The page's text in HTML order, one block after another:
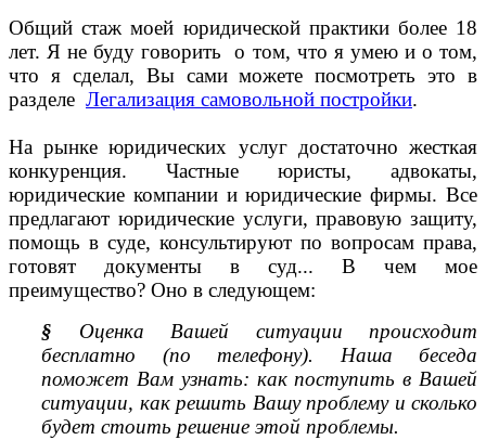
Общий стаж моей юридической практики более 18
лет. Я не буду говорить о том, что я умею и о том,
что я сделал, Вы сами можете посмотреть это в
разделе Легализация самовольной постройки.
На рынке юридических услуг достаточно жесткая
конкуренция. Частные юристы, адвокаты,
юридические компании и юридические фирмы. Все
предлагают юридические услуги, правовую защиту,
помощь в суде, консультируют по вопросам права,
готовят документы в суд... В чем мое
преимущество? Оно в следующем:
§ Оценка Вашей ситуации происходит
бесплатно (по телефону). Наша беседа
поможет Вам узнать: как поступить в Вашей
ситуации, как решить Вашу проблему и сколько
будет стоить решение этой проблемы.